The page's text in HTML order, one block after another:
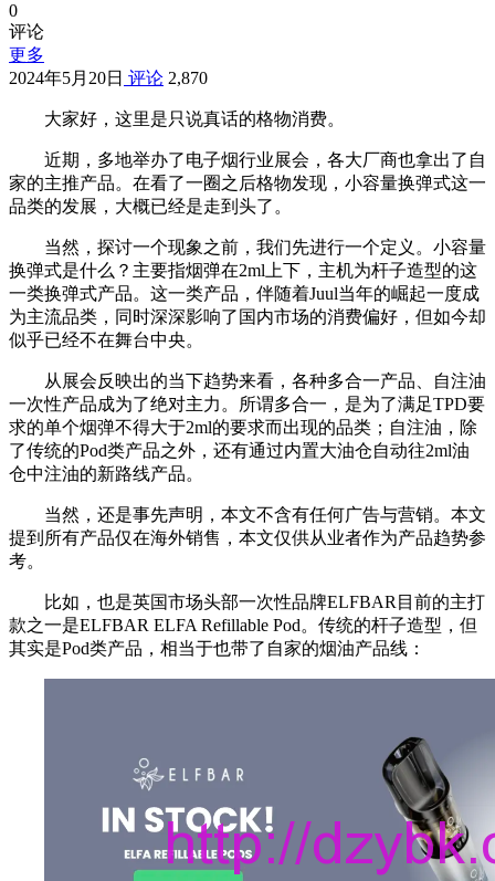
0
评论
更多
2024年5月20日 评论 2,870
大家好，这里是只说真话的格物消费。
近期，多地举办了电子烟行业展会，各大厂商也拿出了自
家的主推产品。在看了一圈之后格物发现，小容量换弹式这一
品类的发展，大概已经是走到头了。
当然，探讨一个现象之前，我们先进行一个定义。小容量
换弹式是什么？主要指烟弹在2ml上下，主机为杆子造型的这
一类换弹式产品。这一类产品，伴随着Juul当年的崛起一度成
为主流品类，同时深深影响了国内市场的消费偏好，但如今却
似乎已经不在舞台中央。
从展会反映出的当下趋势来看，各种多合一产品、自注油
一次性产品成为了绝对主力。所谓多合一，是为了满足TPD要
求的单个烟弹不得大于2ml的要求而出现的品类；自注油，除
了传统的Pod类产品之外，还有通过内置大油仓自动往2ml油
仓中注油的新路线产品。
当然，还是事先声明，本文不含有任何广告与营销。本文
提到所有产品仅在海外销售，本文仅供从业者作为产品趋势参
考。
比如，也是英国市场头部一次性品牌ELFBAR目前的主打
款之一是ELFBAR ELFA Refillable Pod。传统的杆子造型，但
其实是Pod类产品，相当于也带了自家的烟油产品线：